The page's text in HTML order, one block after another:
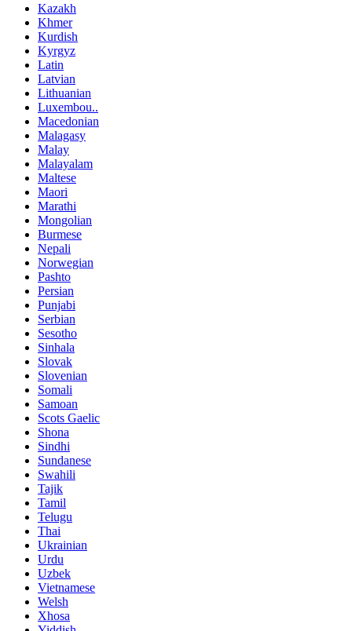
Kazakh
Khmer
Kurdish
Kyrgyz
Latin
Latvian
Lithuanian
Luxembou..
Macedonian
Malagasy
Malay
Malayalam
Maltese
Maori
Marathi
Mongolian
Burmese
Nepali
Norwegian
Pashto
Persian
Punjabi
Serbian
Sesotho
Sinhala
Slovak
Slovenian
Somali
Samoan
Scots Gaelic
Shona
Sindhi
Sundanese
Swahili
Tajik
Tamil
Telugu
Thai
Ukrainian
Urdu
Uzbek
Vietnamese
Welsh
Xhosa